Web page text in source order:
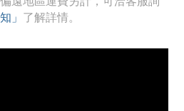
」 了解詳情。